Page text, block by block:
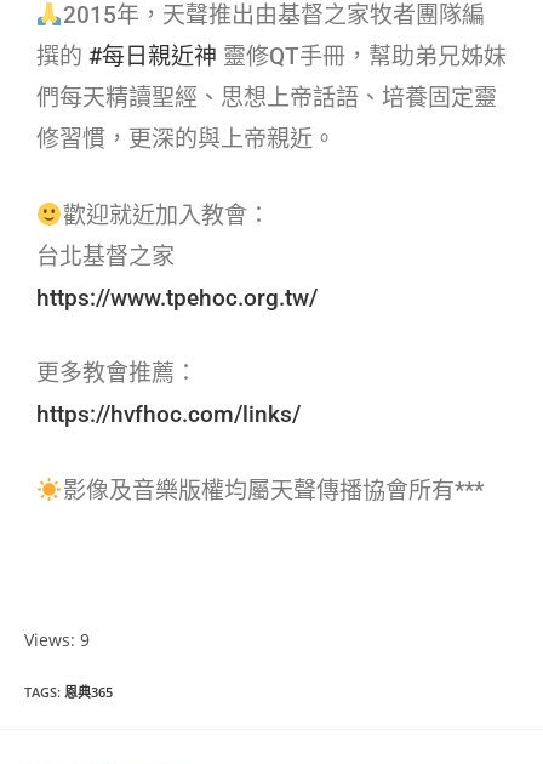
2015年，天聲推出由基督之家牧者團隊編
撰的 #每日親近神​ 靈修QT手冊，幫助弟兄姊妹
們每天精讀聖經、思想上帝話語、培養固定靈
修習慣，更深的與上帝親近。
歡迎就近加入教會：
台北基督之家
https://www.tpehoc.org.tw/
更多教會推薦：
https://hvfhoc.com/links/
影像及音樂版權均屬天聲傳播協會所有***
Views: 9
TAGS: 恩典365